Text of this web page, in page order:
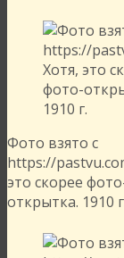
Фото взято с
https://
это скорее
открытка. 1910